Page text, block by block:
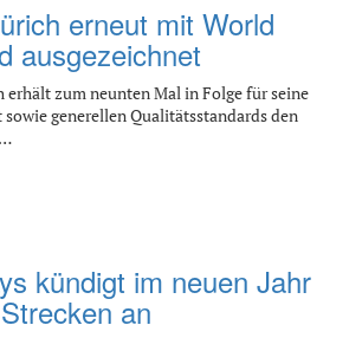
erneut mit World
ausgezeichnet
erhält zum neunten Mal in Folge für seine
generellen Qualitätsstandards den
kündigt im neuen Jahr
an